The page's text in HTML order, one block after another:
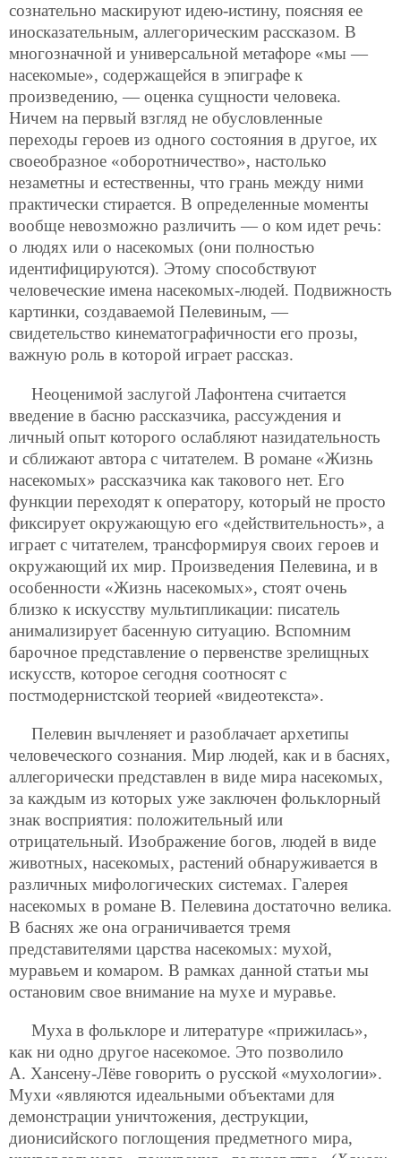
сознательно маскируют идею-истину, поясняя ее
иносказательным, аллегорическим рассказом. В
многозначной и универсальной метафоре «мы —
насекомые», содержащейся в эпиграфе к
произведению, — оценка сущности человека.
Ничем на первый взгляд не обусловленные
переходы героев из одного состояния в другое, их
своеобразное «оборотничество», настолько
незаметны и естественны, что грань между ними
практически стирается. В определенные моменты
вообще невозможно различить — о ком идет речь:
о людях или о насекомых (они полностью
идентифицируются). Этому способствуют
человеческие имена насекомых-людей. Подвижность
картинки, создаваемой Пелевиным, —
свидетельство кинематографичности его прозы,
важную роль в которой играет рассказ.
Неоценимой заслугой Лафонтена считается
введение в басню рассказчика, рассуждения и
личный опыт которого ослабляют назидательность
и сближают автора с читателем. В романе «Жизнь
насекомых» рассказчика как такового нет. Его
функции переходят к оператору, который не просто
фиксирует окружающую его «действительность», а
играет с читателем, трансформируя своих героев и
окружающий их мир. Произведения Пелевина, и в
особенности «Жизнь насекомых», стоят очень
близко к искусству мультипликации: писатель
анимализирует басенную ситуацию. Вспомним
барочное представление о первенстве зрелищных
искусств, которое сегодня соотносят с
постмодернистской теорией «видеотекста».
Пелевин вычленяет и разоблачает архетипы
человеческого сознания. Мир людей, как и в баснях,
аллегорически представлен в виде мира насекомых,
за каждым из которых уже заключен фольклорный
знак восприятия: положительный или
отрицательный. Изображение богов, людей в виде
животных, насекомых, растений обнаруживается в
различных мифологических системах. Галерея
насекомых в романе В. Пелевина достаточно велика.
В баснях же она ограничивается тремя
представителями царства насекомых: мухой,
муравьем и комаром. В рамках данной статьи мы
остановим свое внимание на мухе и муравье.
Муха в фольклоре и литературе «прижилась»,
как ни одно другое насекомое. Это позволило
А. Хансену-Лёве говорить о русской «мухологии».
Мухи «являются идеальными объектами для
демонстрации уничтожения, деструкции,
дионисийского поглощения предметного мира,